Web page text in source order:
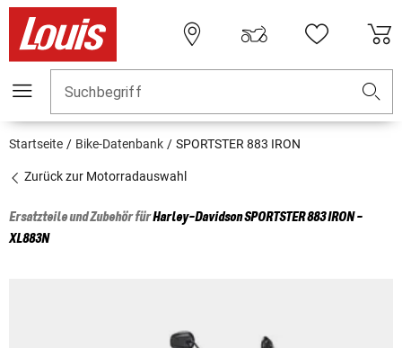
Suchbegriff
Startseite Bike-Datenbank SPORTSTER 883 IRON
Zurück zur Motorradauswahl
Ersatzteile und Zubehör fürHarley-DavidsonSPORTSTER 883 IRON -
XL883N